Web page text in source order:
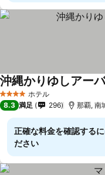
4 ホテルのランク
ホテル
沖縄かりゆしアー
8.3 満足 296 那覇, 南
正確な料金を確認する
ださい